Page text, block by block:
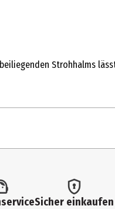
Strohhalms
Sicher einkaufen